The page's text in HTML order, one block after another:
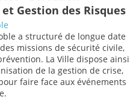
Gestion des Risques
a structuré de longue date
missions de sécurité civile,
La Ville dispose ainsi
de la gestion de crise,
faire face aux événements